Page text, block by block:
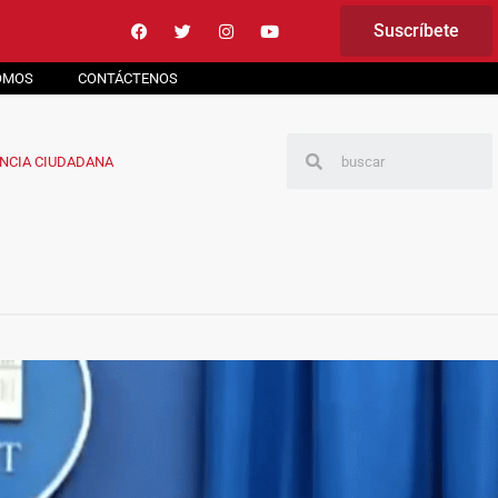
Suscríbete
CONTÁCTENOS
CIUDADANA